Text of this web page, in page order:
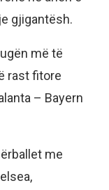
gjigantësh.
më të
rast fitore
– Bayern
me